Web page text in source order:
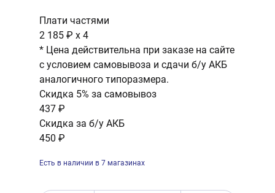
Плати частями
2 185 ₽ x 4
* Цена действительна при заказе на сайте
с условием самовывоза и сдачи б/у АКБ
аналогичного типоразмера.
Скидка 5% за самовывоз
437 ₽
Скидка за б/у АКБ
450 ₽
Есть в наличии в 7 магазинах